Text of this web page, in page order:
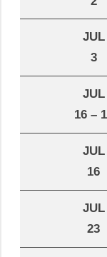
JUL
3
JUL
16 –
JUL
16
JUL
23